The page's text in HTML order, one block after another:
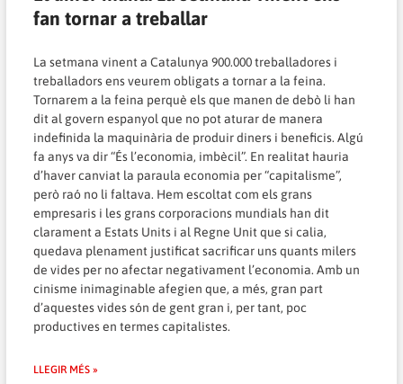
fan tornar a treballar
La setmana vinent a Catalunya 900.000 treballadores i
treballadors ens veurem obligats a tornar a la feina.
Tornarem a la feina perquè els que manen de debò li han
dit al govern espanyol que no pot aturar de manera
indefinida la maquinària de produir diners i beneficis. Algú
fa anys va dir “És l’economia, imbècil”. En realitat hauria
d’haver canviat la paraula economia per “capitalisme”,
però raó no li faltava. Hem escoltat com els grans
empresaris i les grans corporacions mundials han dit
clarament a Estats Units i al Regne Unit que si calia,
quedava plenament justificat sacrificar uns quants milers
de vides per no afectar negativament l’economia. Amb un
cinisme inimaginable afegien que, a més, gran part
d’aquestes vides són de gent gran i, per tant, poc
productives en termes capitalistes.
LLEGIR MÉS »